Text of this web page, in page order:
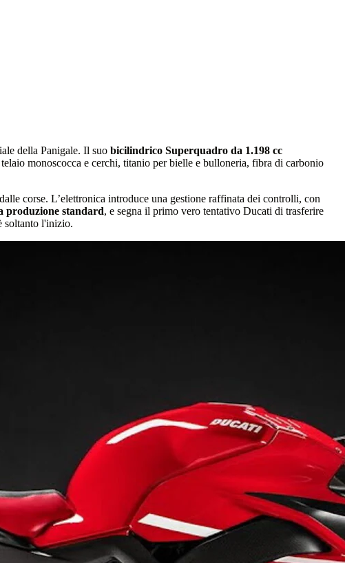
della Panigale. Il suo bicilindrico Superquadro da 1.198 cc
monoscocca e cerchi, titanio per bielle e bulloneria, fibra di carbonio
corse. L’elettronica introduce una gestione raffinata dei controlli, con
produzione standard, e segna il primo vero tentativo Ducati di trasferire
soltanto l'inizio.